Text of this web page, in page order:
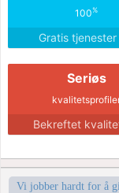
100%
Gratis tjenester
Seriøs
Bekreftet
Vi jobber hardt for å